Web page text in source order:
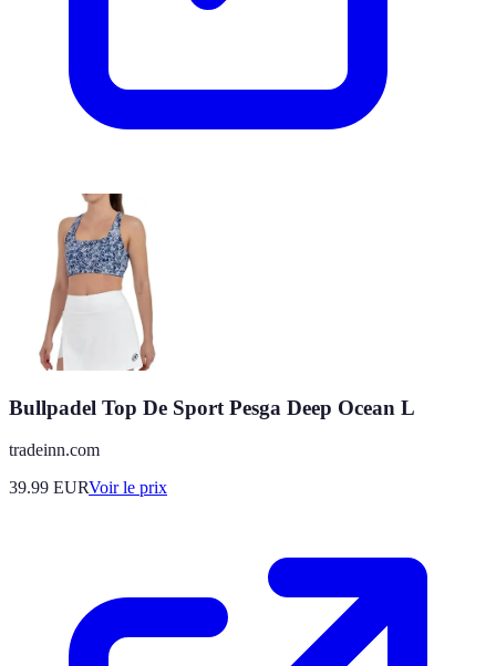
Bullpadel Top De Sport Pesga Deep Ocean L
tradeinn.com
39.99 EURVoir le prix